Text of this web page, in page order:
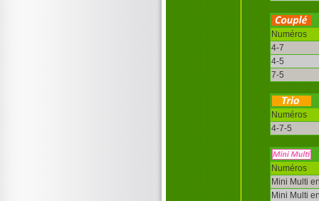
Numéros
4-7
4-5
7-5
Numéros
4-7-5
Numéros
Mini Multi
Mini Multi